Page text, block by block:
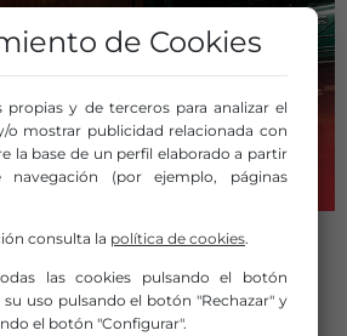
nuevo Estatuto del Artista, que
laborales del sector
lo consideran un avance
de Cookies
propias y de terceros para analizar el
o mostrar publicidad relacionada con
la base de un perfil elaborado a partir
(por ejemplo, páginas
consulta la política de cookies.
las cookies pulsando el botón
su uso pulsando el botón "Rechazar" y
el botón "Configurar".